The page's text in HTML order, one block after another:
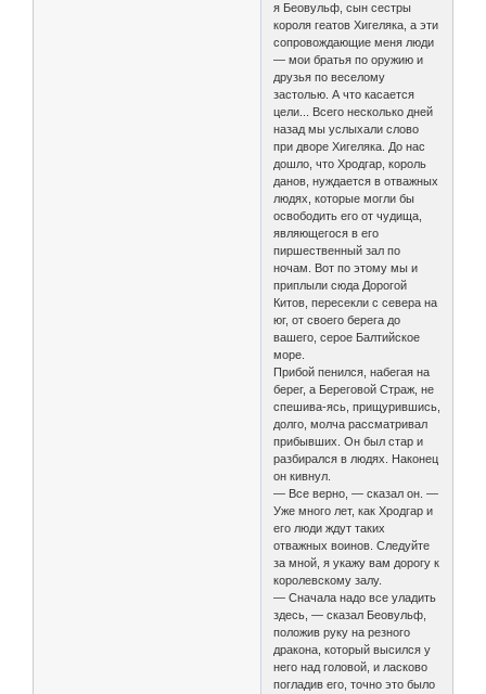
я Беовульф, сын сестры
короля геатов Хигеляка, а эти
сопровождающие меня люди
— мои братья по оружию и
друзья по веселому
застолью. А что касается
цели... Всего несколько дней
назад мы услыхали слово
при дворе Хигеляка. До нас
дошло, что Хродгар, король
данов, нуждается в отважных
людях, которые могли бы
освободить его от чудища,
являющегося в его
пиршественный зал по
ночам. Вот по этому мы и
приплыли сюда Дорогой
Китов, пересекли с севера на
юг, от своего берега до
вашего, серое Балтийское
море.
Прибой пенился, набегая на
берег, а Береговой Страж, не
спешива-ясь, прищурившись,
долго, молча рассматривал
прибывших. Он был стар и
разбирался в людях. Наконец
он кивнул.
— Все верно, — сказал он. —
Уже много лет, как Хродгар и
его люди ждут таких
отважных воинов. Следуйте
за мной, я укажу вам дорогу к
королевскому залу.
— Сначала надо все уладить
здесь, — сказал Беовульф,
положив руку на резного
дракона, который высился у
него над головой, и ласково
погладив его, точно это было